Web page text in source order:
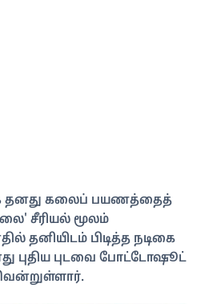
தனது கலைப் பயணத்தைத்
சீரியல் மூலம்
தனியிடம் பிடித்த நடிகை
புதிய புடவை போட்டோஷூட்